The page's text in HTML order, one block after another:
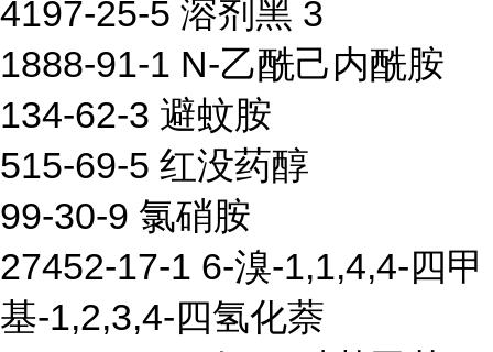
4197-25-5 溶剂黑 3
1888-91-1 N-乙酰己内酰胺
134-62-3 避蚊胺
515-69-5 红没药醇
99-30-9 氯硝胺
27452-17-1 6-溴-1,1,4,4-四甲
基-1,2,3,4-四氢化萘